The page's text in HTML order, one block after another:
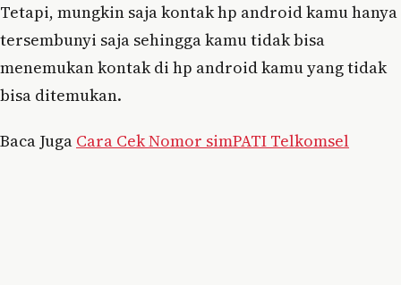
Tetapi, mungkin saja kontak hp android kamu hanya
tersembunyi saja sehingga kamu tidak bisa
menemukan kontak di hp android kamu yang tidak
bisa ditemukan.
Baca Juga Cara Cek Nomor simPATI Telkomsel